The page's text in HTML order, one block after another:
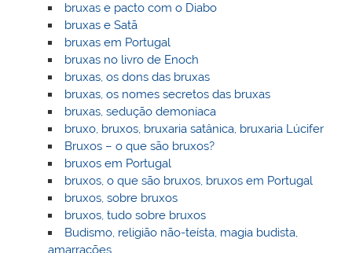
bruxas e pacto com o Diabo
bruxas e Satã
bruxas em Portugal
bruxas no livro de Enoch
bruxas, os dons das bruxas
bruxas, os nomes secretos das bruxas
bruxas, sedução demoníaca
bruxo, bruxos, bruxaria satânica, bruxaria Lúcifer
Bruxos – o que são bruxos?
bruxos em Portugal
bruxos, o que são bruxos, bruxos em Portugal
bruxos, sobre bruxos
bruxos, tudo sobre bruxos
Budismo, religião não-teísta, magia budista,
amarrações,